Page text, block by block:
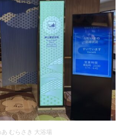
あ むらさき 大浴場